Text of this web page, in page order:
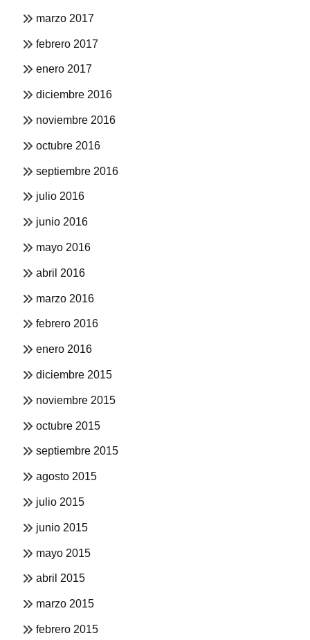
marzo 2017
febrero 2017
enero 2017
diciembre 2016
noviembre 2016
octubre 2016
septiembre 2016
julio 2016
junio 2016
mayo 2016
abril 2016
marzo 2016
febrero 2016
enero 2016
diciembre 2015
noviembre 2015
octubre 2015
septiembre 2015
agosto 2015
julio 2015
junio 2015
mayo 2015
abril 2015
marzo 2015
febrero 2015